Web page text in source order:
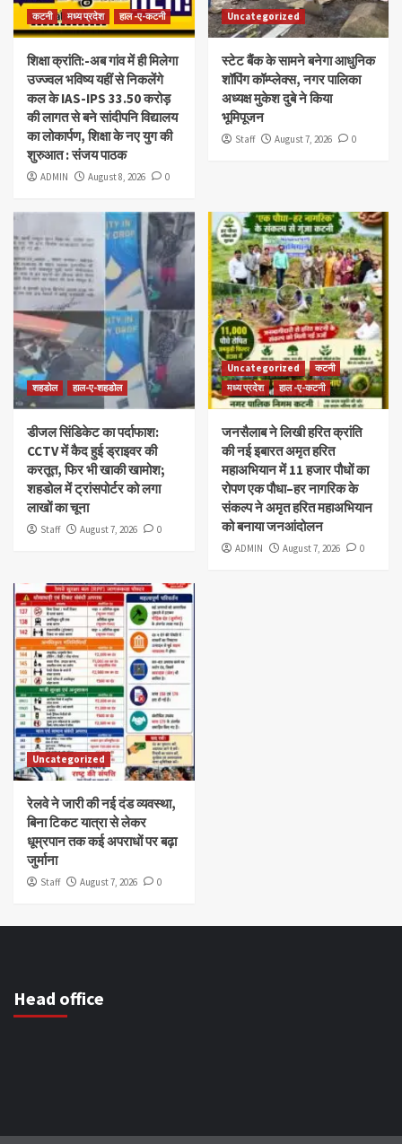
कटनी मध्य प्रदेश हाल -ए-कटनी
शिक्षा क्रांति:-अब गांव में ही मिलेगा
उज्ज्वल भविष्य यहीं से निकलेंगे
कल के IAS-IPS 33.50 करोड़
की लागत से बने सांदीपनि विद्यालय
का लोकार्पण, शिक्षा के नए युग की
शुरुआत : संजय पाठक
ADMIN August 8, 2026 0
Uncategorized
स्टेट बैंक के सामने बनेगा आधुनिक
शॉपिंग कॉम्प्लेक्स, नगर पालिका
अध्यक्ष मुकेश दुबे ने किया
भूमिपूजन
Staff August 7, 2026 0
शहडोल हाल-ए-शहडोल
डीजल सिंडिकेट का पर्दाफाश:
CCTV में कैद हुई ड्राइवर की
करतूत, फिर भी खाकी खामोश;
शहडोल में ट्रांसपोर्टर को लगा
लाखों का चूना
Staff August 7, 2026 0
Uncategorized
कटनी
मध्य प्रदेश
हाल -ए-कटनी
जनसैलाब ने लिखी हरित क्रांति
की नई इबारत अमृत हरित
महाअभियान में 11 हजार पौधों का
रोपण एक पौधा–हर नागरिक के
संकल्प ने अमृत हरित महाअभियान
को बनाया जनआंदोलन
ADMIN August 7, 2026 0
Uncategorized
रेलवे ने जारी की नई दंड व्यवस्था,
बिना टिकट यात्रा से लेकर
धूम्रपान तक कई अपराधों पर बढ़ा
जुर्माना
Staff August 7, 2026 0
Head office